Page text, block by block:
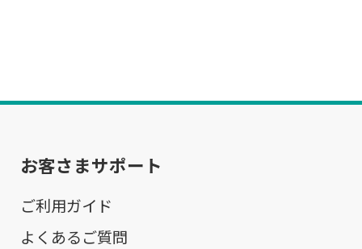
お客さまサポート
ご利用ガイド
よくあるご質問